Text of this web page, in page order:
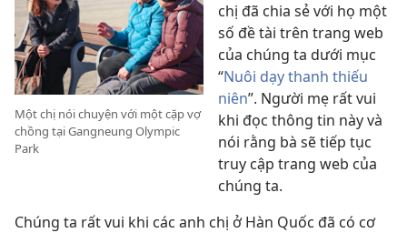
Một chị nói chuyện với một cặp vợ
chồng tại Gangneung Olympic
Park
chị đã chia sẻ với họ một
số đề tài trên trang web
của chúng ta dưới mục
“Nuôi dạy thanh thiếu
niên”. Người mẹ rất vui
khi đọc thông tin này và
nói rằng bà sẽ tiếp tục
truy cập trang web của
chúng ta.
Chúng ta rất vui khi các anh chị ở Hàn Quốc đã có cơ